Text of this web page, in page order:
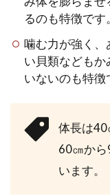
るのも特徴です。
噛む力が強く
い貝類なども
いないのも特徴
体長は40
60㎝か
います。